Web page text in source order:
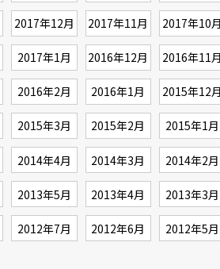
2017年12月 2017年11月 2017年10月
2017年1月 2016年12月 2016年11月
2016年2月 2016年1月 2015年12月
2015年3月 2015年2月 2015年1月
2014年4月 2014年3月 2014年2月
2013年5月 2013年4月 2013年3月
2012年7月 2012年6月 2012年5月